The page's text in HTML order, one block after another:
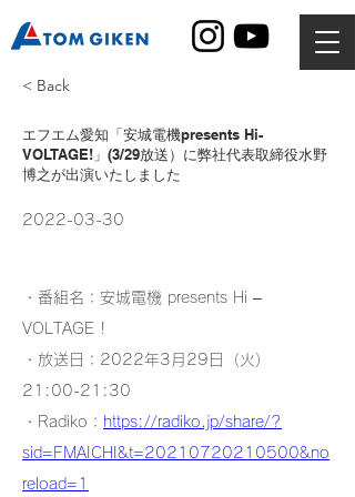
< Back
エフエム愛知「安城電機presents Hi-
VOLTAGE!」(3/29放送）に弊社代表取締役水野
博之が出演いたしました
2022-03-30
・番組名：安城電機 presents Hi –
VOLTAGE !
・放送日：2022年3月29日（火）
21:00-21:30
・Radiko： https://radiko.jp/share/?
sid=FMAICHI&t=20210720210500&no
reload=1